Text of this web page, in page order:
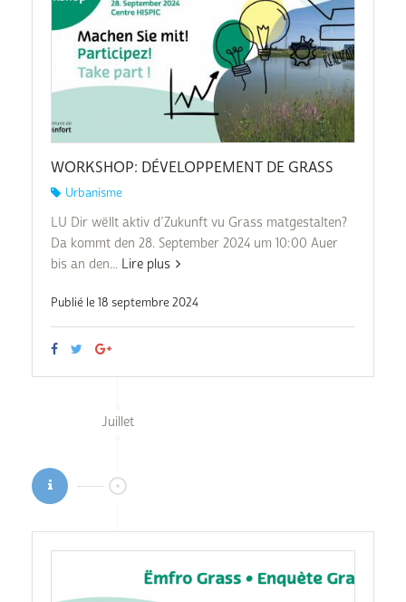
WORKSHOP: DÉVELOPPEMENT DE GRASS
Urbanisme
LU Dir wëllt aktiv d’Zukunft vu Grass matgestalten?
Da kommt den 28. September 2024 um 10:00 Auer
bis an den... Lire plus
Publié le 18 septembre 2024
Juillet